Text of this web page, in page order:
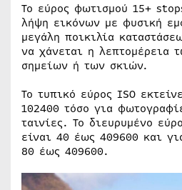
Το εύρος φωτισμού 15+
λήψη εικόνων με φυσική
μεγάλη ποικιλία
να χάνεται η λεπτομέρεια
σημείων ή των σκιών.
Το τυπικό εύρος ISO
102400 τόσο για
ταινίες. Το διευρυμένο
είναι 40 έως 409600 και
80 έως 409600.